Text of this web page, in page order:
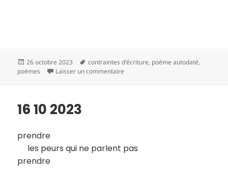
Publié
le
26 octobre 2023
Mots-
clés
contraintes d'écriture, poème autodaté,
poèmes
Laisser un commentaire
16 10 2023
prendre
les peurs qui ne parlent pas
prendre